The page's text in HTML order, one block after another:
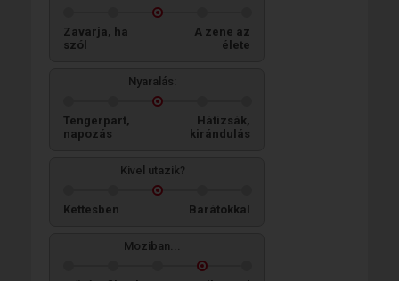
Zavarja, ha
szól
A zene az
élete
Nyaralás:
Tengerpart,
napozás
Hátizsák,
kirándulás
Kivel utazik?
Kettesben Barátokkal
Moziban...